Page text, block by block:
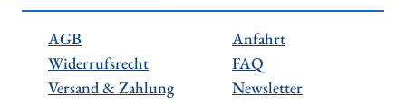
AGB
Widerrufsrecht
Versand & Zahlung
Anfahrt
FAQ
Newsletter